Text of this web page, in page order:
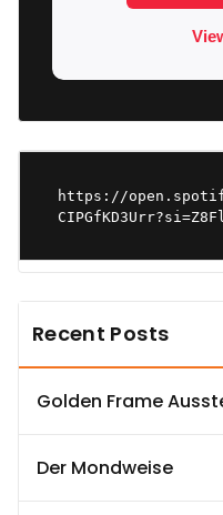
https://
Recent Posts
Golden Frame
Der Mondweise